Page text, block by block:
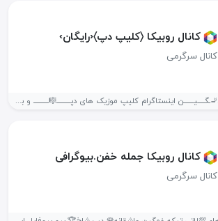
کانال روبیکا ‌〈کلیپ دپ〉‹رایگان›
کانال سرگرمی
تنها منبع کلیپ های غمــ🚬ـگـــــیـــــــن اینستاگرام کلیپ موزیک های دپــــــــــ🎼ـــــــــــ و با...
کانال روبیکا جمله خفن.بیوگرافی
کانال سرگرمی